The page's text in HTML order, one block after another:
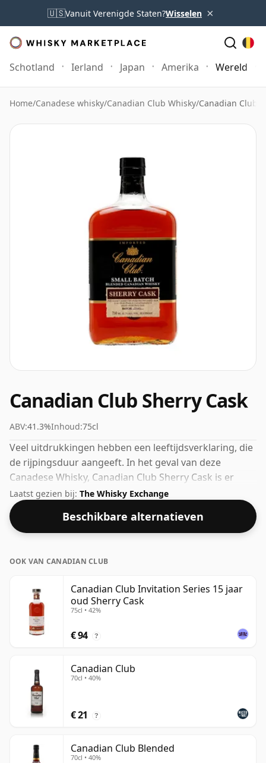
🇺🇸Vanuit Verenigde Staten?Wisselen ×
Schotland Ierland Japan Amerika Wereld
Home/Canadese whisky/Canadian Club Whisky/Canadian Club
Canadian Club Sherry Cask
ABV:41.3%Inhoud:75cl
Veel uitdrukkingen hebben een leeftijdsverklaring, die
de rijpingsduur aangeeft. In het geval van deze
Canadese Whisky, Canadian Club Sherry Cask is er
geen rijpingstijd gespecificeerd. Deze whisky komt in
een fles van 75cl en is gebotteld op een sterkte van
41,3%.
Laatst gezien bij: The Whisky Exchange
Beschikbare alternatieven
OOK VAN CANADIAN CLUB
Canadian Club Invitation Series 15 jaar
oud Sherry Cask
75cl • 42%
€ 94 ?
Canadian Club
70cl • 40%
€ 21 ?
Canadian Club Blended
70cl • 40%